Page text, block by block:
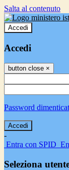
Salta al contenuto
Accedi
Accedi
button close ×
Password
-
Entra con SPID
Seleziona